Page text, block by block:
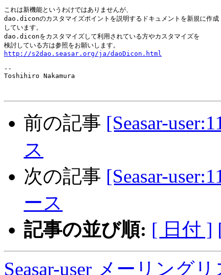
これは新機能というわけではありませんが、
dao.diconのカスタマイズポイントを説明するドキュメントを新規に作成
しています。
dao.diconをカスタマイズして利用されている方やカスタマイズを
http://s2dao.seasar.org/ja/daoDicon.html
--
Toshihiro Nakamura
前の記事 [Seasar-
ス
次の記事 [Seasar-
ース
記事の並び順: [ 日付 ]
Seasar-user メーリング